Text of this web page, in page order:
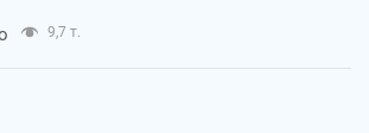
9,7 т.